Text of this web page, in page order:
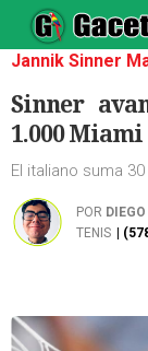
Jannik Sinner
Sinner
1.000 Miami
El italiano suma
POR
TENIS
|